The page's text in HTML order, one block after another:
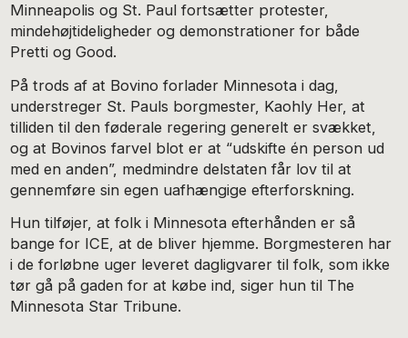
Minneapolis og St. Paul fortsætter protester,
mindehøjtideligheder og demonstrationer for både
Pretti og Good.
På trods af at Bovino forlader Minnesota i dag,
understreger St. Pauls borgmester, Kaohly Her, at
tilliden til den føderale regering generelt er svækket,
og at Bovinos farvel blot er at “udskifte én person ud
med en anden”, medmindre delstaten får lov til at
gennemføre sin egen uafhængige efterforskning.
Hun tilføjer, at folk i Minnesota efterhånden er så
bange for ICE, at de bliver hjemme. Borgmesteren har
i de forløbne uger leveret dagligvarer til folk, som ikke
tør gå på gaden for at købe ind, siger hun til The
Minnesota Star Tribune.